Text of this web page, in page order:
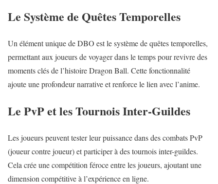
Le Système de Quêtes Temporelles
Un élément unique de DBO est le système de quêtes temporelles,
permettant aux joueurs de voyager dans le temps pour revivre des
moments clés de l’histoire Dragon Ball. Cette fonctionnalité
ajoute une profondeur narrative et renforce le lien avec l’anime.
Le PvP et les Tournois Inter-Guildes
Les joueurs peuvent tester leur puissance dans des combats PvP
(joueur contre joueur) et participer à des tournois inter-guildes.
Cela crée une compétition féroce entre les joueurs, ajoutant une
dimension compétitive à l’expérience en ligne.